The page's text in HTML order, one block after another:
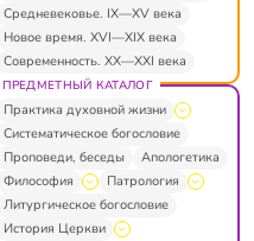
Средневековье. IX—XV века
Новое время. XVI—XIX века
Современность. XX—XXI века
ПРЕДМЕТНЫЙ КАТАЛОГ
Практика духовной жизни
Систематическое богословие
Проповеди, беседы
Апологетика
Философия
Патрология
Литургическое богословие
История Церкви